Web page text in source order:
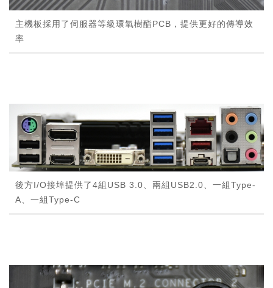
主機板採用了伺服器等級環氧樹酯PCB，提供更好的傳導效
率
後方I/O接埠提供了4組USB 3.0、兩組USB2.0、一組Type-
A、一組Type-C